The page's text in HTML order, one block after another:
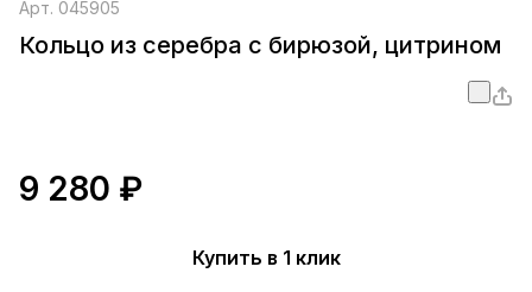
Арт. 045905
Кольцо из серебра с бирюзой, цитрином
9 280 ₽
Купить в 1 клик